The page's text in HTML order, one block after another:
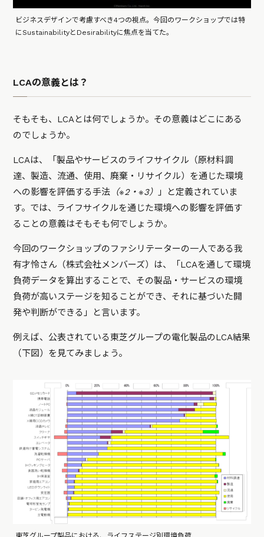
ビジネスデザインで考慮すべき4つの視点。今回のワークショップでは特
にSustainabilityとDesirabilityに焦点を当てた。
LCAの意義とは？
そもそも、LCAとは何でしょうか。その意義はどこにある
のでしょうか。
LCAは、「製品やサービスのライフサイクル（原材料調
達、製造、流通、使用、廃棄・リサイクル）を通じた環境
への影響を評価する手法 （※2・※3）
」と定義されていま
す。では、ライフサイクルを通じた環境への影響を評価す
ることの意義はそもそも何でしょうか。
今回のワークショップのファシリテーターの一人である我
有才怜さん（株式会社メンバーズ）は、「LCAを通して環境
負荷データを算出することで、その製品・サービスの環境
負荷が高いステージを知ることができ、それに基づいた開
発や判断ができる」と言います。
例えば、公表されている東芝グループの電化製品のLCA結果
（下図）を見てみましょう。